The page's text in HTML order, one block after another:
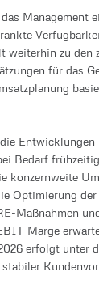
Management
weiterhin zu den
für das
Bedarf
konzernweite
Optimierung
Maßnahmen
Marge
erfolgt unter